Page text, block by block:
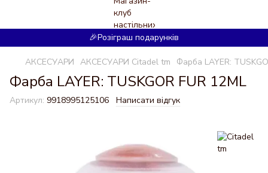
🎉Розіграш подарунків
АКСЕСУАРИ АКСЕСУАРИ Citadel tm Фарба LAYER:
Фарба LAYER: TUSKGOR FUR 12ML
Артикул: 9918995125106 Написати відгук